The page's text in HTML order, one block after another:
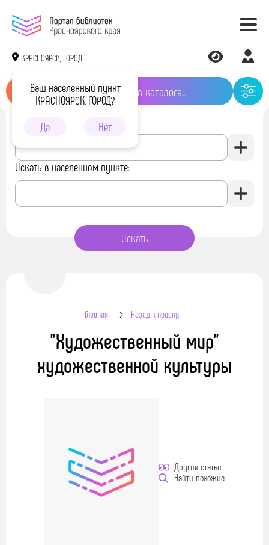
КРАСНОЯРСК, ГОРОД
Ваш населенный пункт
КРАСНОЯРСК, ГОРОД?
Да
Нет
Искать в библиотеке:
Искать в населенном пункте:
Главная Назад к поиску
"Художественный мир"
художественной культуры
Другие статьи
Найти похожие